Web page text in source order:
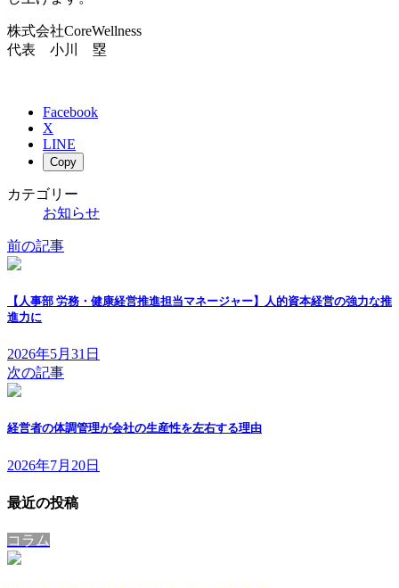
株式会社CoreWellness
代表 小川 塁
Facebook
X
LINE
Copy
カテゴリー
お知らせ
前の記事
【人事部 労務・健康経営推進担当マネージャー】人的資本経営の強力な推
進力に
2026年5月31日
次の記事
経営者の体調管理が会社の生産性を左右する理由
2026年7月20日
最近の投稿
コラム